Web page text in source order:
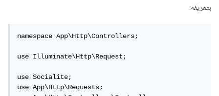
بتعريفه:
namespace App\Http\Controllers;
use Illuminate\Http\Request;
use Socialite;
use App\Http\Requests;